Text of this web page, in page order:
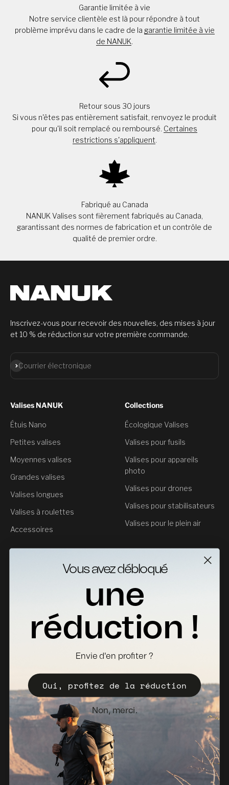
Garantie limitée à vie
Notre service clientèle est là pour répondre à tout
problème imprévu dans le cadre de la garantie limitée à vie
de NANUK.
Retour sous 30 jours
Si vous n'êtes pas entièrement satisfait, renvoyez le produit
pour qu'il soit remplacé ou remboursé. Certaines
restrictions s'appliquent.
Fabriqué au Canada
NANUK Valises sont fièrement fabriqués au Canada,
garantissant des normes de fabrication et un contrôle de
qualité de premier ordre.
Inscrivez-vous pour recevoir des nouvelles, des mises à jour
et 10 % de réduction sur votre première commande.
Courrier électronique
S'abonner
Valises NANUK
Étuis Nano
Petites valises
Moyennes valises
Grandes valises
Valises longues
Valises à roulettes
Accessoires
Collections
Écologique Valises
Valises pour fusils
Valises pour appareils
photo
Valises pour drones
Valises pour stabilisateurs
Valises pour le plein air
Fiches Techniques
Où acheter
Devenir distributeur
Politique de vente
Bulletin d'information
Pays-Bas (EUR €)
Vous avez débloqué
une
réduction !
Envie d'en profiter ?
Oui, profitez de la réduction
Non, merci.